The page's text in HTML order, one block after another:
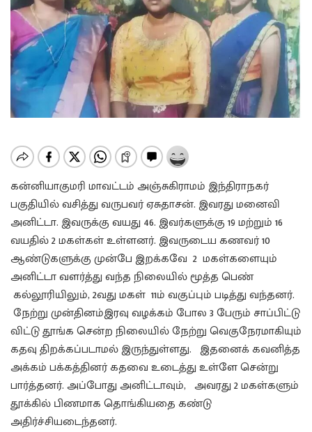
கன்னியாகுமரி மாவட்டம் அஞ்சுகிராமம் இந்திராநகர்
பகுதியில் வசித்து வருபவர் ஏசுதாசன். இவரது மனைவி
அனிட்டா. இவருக்கு வயது 46. இவர்களுக்கு 19 மற்றும் 16
வயதில் 2 மகள்கள் உள்ளனர். இவருடைய கணவர் 10
ஆண்டுகளுக்கு முன்பே இறக்கவே 2 மகள்களையும்
அனிட்டா வளர்த்து வந்த நிலையில் மூத்த பெண்
கல்லூரியிலும், 2வது மகள் 11ம் வகுப்பும் படித்து வந்தனர்.
நேற்று முன்தினம்இரவு வழக்கம் போல 3 பேரும் சாப்பிட்டு
விட்டு தூங்க சென்ற நிலையில் நேற்று வெகுநேரமாகியும்
கதவு திறக்கப்படாமல் இருந்துள்ளது. இதனைக் கவனித்த
அக்கம் பக்கத்தினர் கதவை உடைத்து உள்ளே சென்று
பார்த்தனர். அப்போது அனிட்டாவும், அவரது 2 மகள்களும்
தூக்கில் பிணமாக தொங்கியதை கண்டு
அதிர்ச்சியடைந்தனர்.